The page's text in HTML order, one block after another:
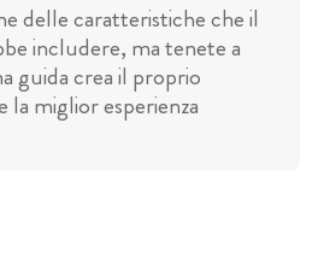
delle caratteristiche che il
includere, ma tenete a
guida crea il proprio
miglior esperienza